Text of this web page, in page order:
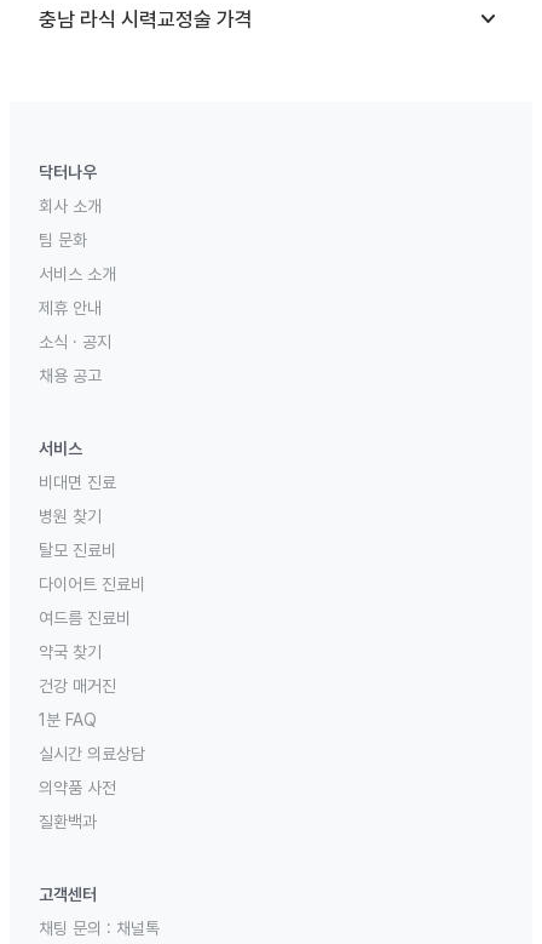
충남 라식 시력교정술 가격 keyboard_arrow_down
닥터나우
회사 소개
팀 문화
서비스 소개
제휴 안내
소식 · 공지
채용 공고
서비스
비대면 진료
병원 찾기
탈모 진료비
다이어트 진료비
여드름 진료비
약국 찾기
건강 매거진
1분 FAQ
실시간 의료상담
의약품 사전
질환백과
고객센터
채팅 문의 : 채널톡